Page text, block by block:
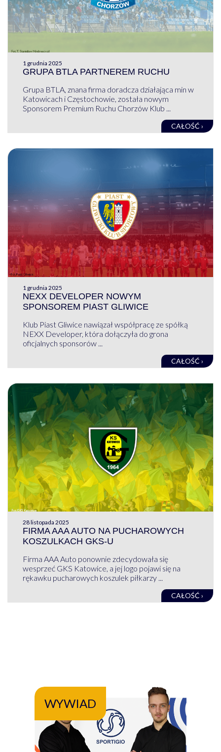
1 grudnia 2025
GRUPA BTLA PARTNEREM RUCHU
Grupa BTLA, znana firma doradcza działająca min w
Katowicach i Częstochowie, została nowym
Sponsorem Premium Ruchu Chorzów Klub ...
CAŁOŚĆ ›
1 grudnia 2025
NEXX DEVELOPER NOWYM
SPONSOREM PIAST GLIWICE
Klub Piast Gliwice nawiązał współpracę ze spółką
NEXX Developer, która dołączyła do grona
oficjalnych sponsorów ...
CAŁOŚĆ ›
28 listopada 2025
FIRMA AAA AUTO NA PUCHAROWYCH
KOSZULKACH GKS-U
Firma AAA Auto ponownie zdecydowała się
wesprzeć GKS Katowice, a jej logo pojawi się na
rękawku pucharowych koszulek piłkarzy ...
CAŁOŚĆ ›
WYWIAD